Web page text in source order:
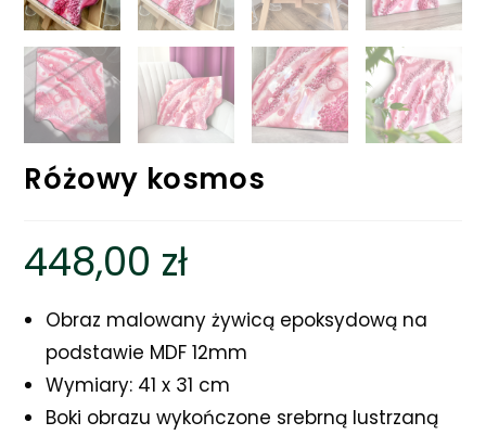
Różowy kosmos
448,00 zł
Obraz malowany żywicą epoksydową na
podstawie MDF 12mm
Wymiary: 41 x 31 cm
Boki obrazu wykończone srebrną lustrzaną